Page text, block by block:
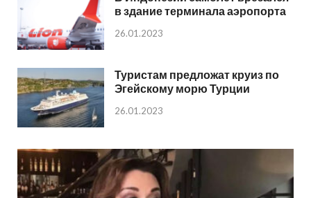
в здание терминала аэропорта
26.01.2023
Туристам предложат круиз по
Эгейскому морю Турции
26.01.2023